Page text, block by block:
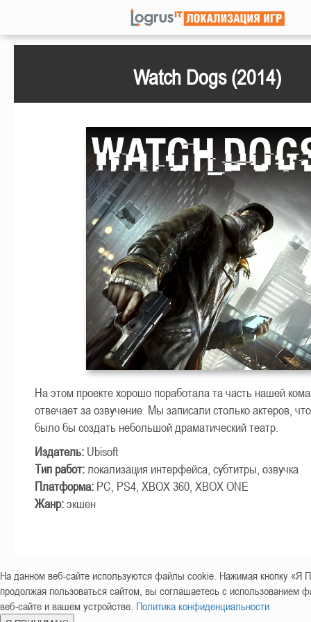
Watch Dogs (2014)
На этом проекте хорошо поработала та часть нашей
отвечает за озвучение. Мы записали столько актеров,
было бы создать небольшой драматический театр.
Издатель: Ubisoft
Тип работ: локализация интерфейса, субтитры, озвучка
Платформа: PC, PS4, XBOX 360, XBOX ONE
Жанр:экшен
На данном веб-сайте используются файлы cookie. Нажимая кнопку
продолжая пользоваться сайтом, вы соглашаетесь с использованием
веб-сайте и вашем устройстве. Политика конфиденциальности